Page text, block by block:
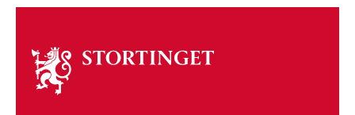
Om
stortinget